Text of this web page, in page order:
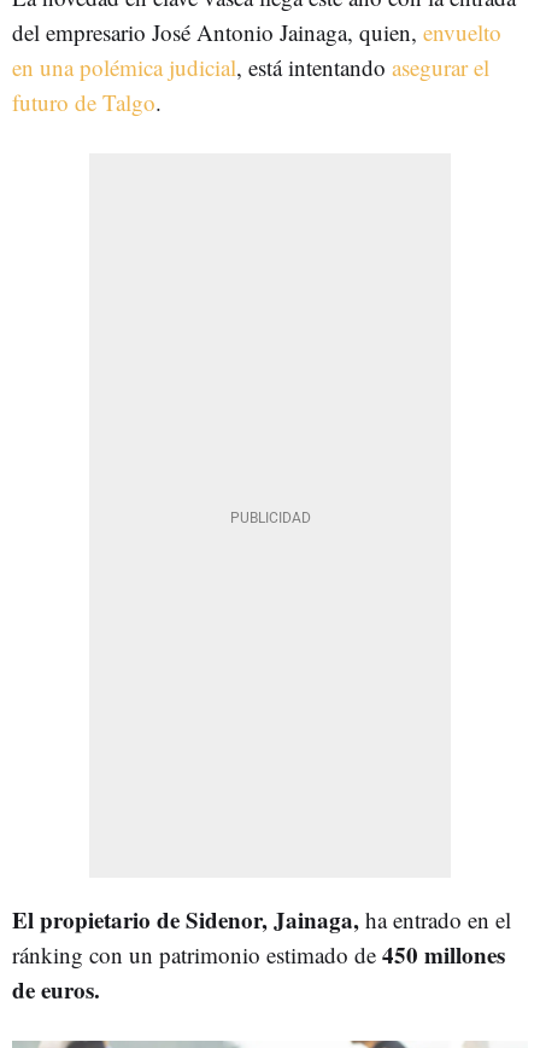
del empresario José Antonio Jainaga, quien, envuelto
en una polémica judicial, está intentando asegurar el
futuro de Talgo.
El propietario de Sidenor, Jainaga, ha entrado en el
ránking con un patrimonio estimado de 450 millones
de euros.